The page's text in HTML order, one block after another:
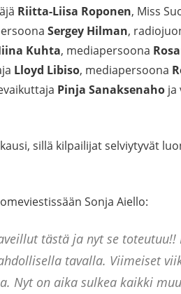
Riitta-Liisa Roponen, Miss
Sergey Hilman,
Kuhta, mediapersoona
Lloyd Libiso, mediapersoona
Pinja Sanaksenaho ja
sillä kilpailijat selviytyvät
Sonja Aiello:
tästä ja nyt se
tavalla. Viimeiset
Nyt on aika sulkea kaikki